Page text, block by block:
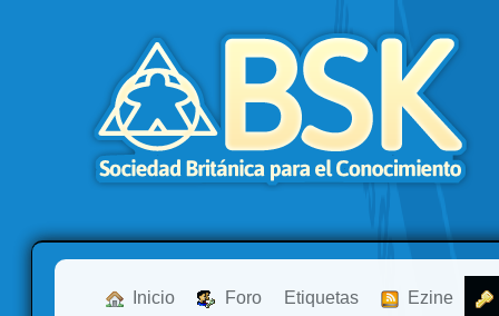
Inicio Foro Etiquetas Ezine